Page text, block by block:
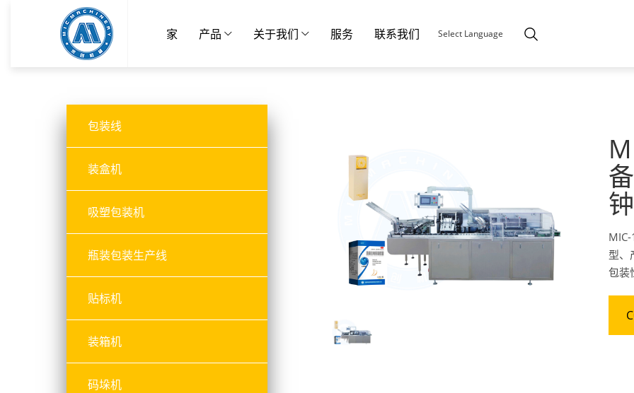
家 产品 关于我们 服务 联系我们 Select Language
钟
型、
包装
包装线
装盒机
吸塑包装机
瓶装包装生产线
贴标机
装箱机
码垛机